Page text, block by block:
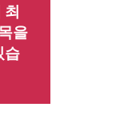
최
을
습